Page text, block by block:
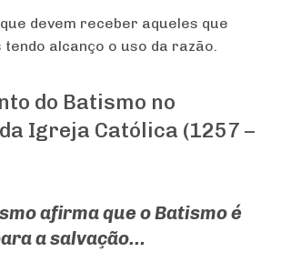
devem receber aqueles que
alcanço o uso da razão.
do Batismo no
Igreja Católica (1257 –
afirma que o Batismo é
a salvação…